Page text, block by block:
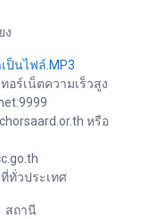
ง
ป็นไฟล์.MP3
ร์เน็ตความเร็วสูง
หรือ
ทั่วประเทศ
สถานี